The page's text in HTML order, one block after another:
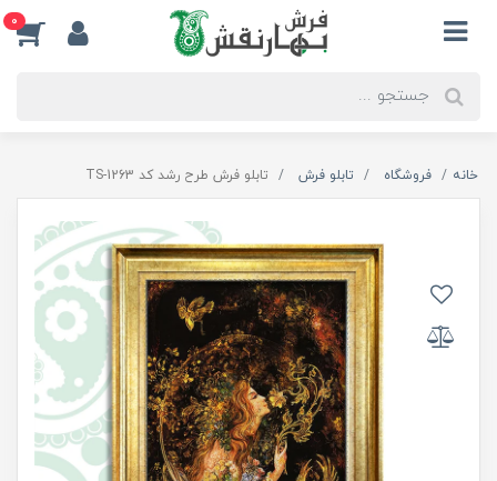
0
خانه فروشگاه تابلو فرش تابلو فرش طرح رشد کد TS-1263